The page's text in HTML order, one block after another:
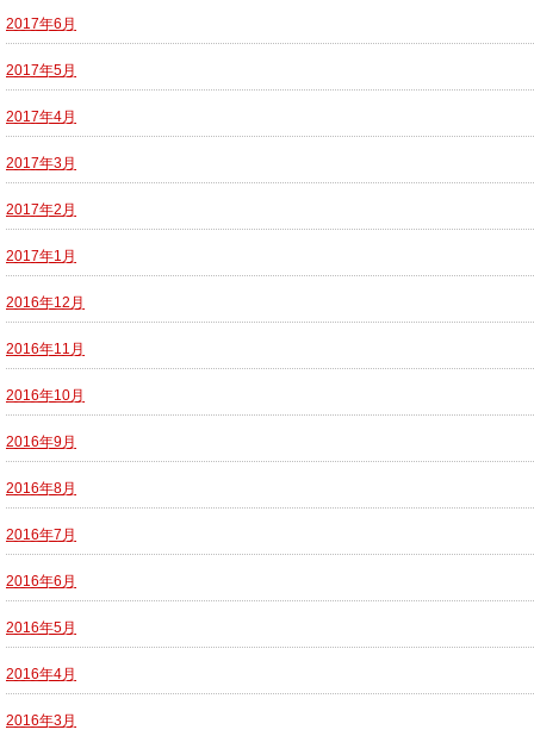
2017年6月
2017年5月
2017年4月
2017年3月
2017年2月
2017年1月
2016年12月
2016年11月
2016年10月
2016年9月
2016年8月
2016年7月
2016年6月
2016年5月
2016年4月
2016年3月